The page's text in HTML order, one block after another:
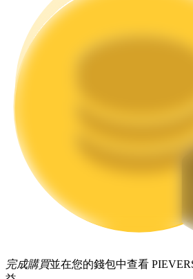
機槍池
Launchpool
完成購買並在您的錢包中查看